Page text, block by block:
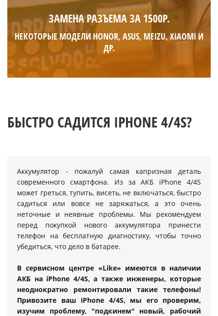
ЗАМЕНА РАЗЪЕМА ЗА 1500Р.
НЕКОТОРЫЕ МОДЕЛИ HONOR, ASUS, MEIZU, XIAOMI И
ДР.
БЫСТРО САДИТСЯ IPHONE 4/4S?
Аккумулятор - пожалуй самая капризная деталь
современного смартфона. Из за АКБ iPhone 4/4S
может греться, тупить, висеть, не включаться, быстро
садиться или вовсе не заряжаться, а это очень
неточные и неявные проблемы. Мы рекомендуем
перед покупкой нового аккумулятора принести
телефон на бесплатную диагностику, чтобы точно
убедиться, что дело в батарее.
В сервисном центре «Like» имеются в наличии
АКБ на iPhone 4/4S, а также инженеры, которые
неоднократно ремонтировали такие телефоны!
Привозите ваш iPhone 4/4S, мы его проверим,
изучим проблему, "подкинем" новый, рабочий